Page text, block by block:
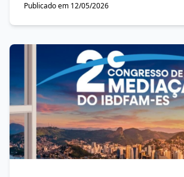
Publicado em 12/05/2026